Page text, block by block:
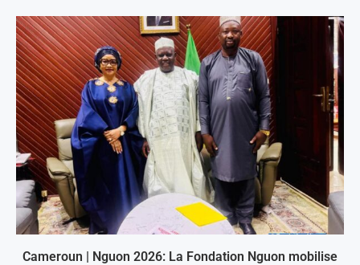
Cameroun | Nguon 2026: La Fondation Nguon mobilise